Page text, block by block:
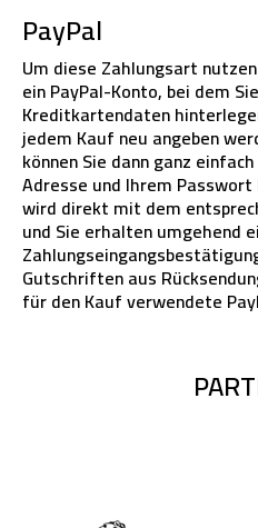
PayPal
Um diese Zahlungsart
ein PayPal-Konto, bei dem
Kreditkartendaten
jedem Kauf neu angeben
können Sie dann ganz
Adresse und Ihrem
wird direkt mit dem
und Sie erhalten umgehend
Gutschriften aus
für den Kauf verwendete